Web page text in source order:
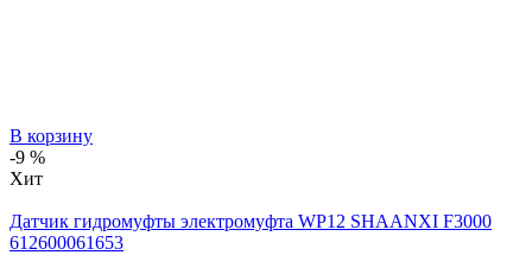
В корзину
-9 %
Хит
Датчик гидромуфты электромуфта WP12 SHAANXI F3000
612600061653